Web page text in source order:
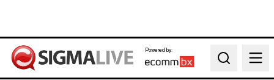
Powered by:
Search